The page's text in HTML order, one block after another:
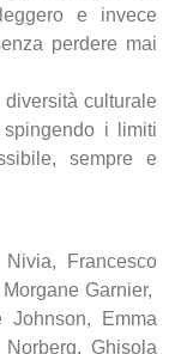
e invece
perdere mai
diversità culturale
i limiti
sempre e
Francesco
Garnier,
Johnson, Emma
Ghisola